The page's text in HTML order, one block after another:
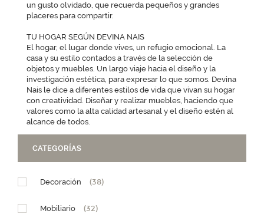
un gusto olvidado, que recuerda pequeños y grandes
placeres para compartir.
TU HOGAR SEGÚN DEVINA NAIS
El hogar, el lugar donde vives, un refugio emocional. La
casa y su estilo contados a través de la selección de
objetos y muebles. Un largo viaje hacia el diseño y la
investigación estética, para expresar lo que somos. Devina
Nais le dice a diferentes estilos de vida que vivan su hogar
con creatividad. Diseñar y realizar muebles, haciendo que
valores como la alta calidad artesanal y el diseño estén al
alcance de todos.
CATEGORÍAS
Decoración (38)
Mobiliario (32)